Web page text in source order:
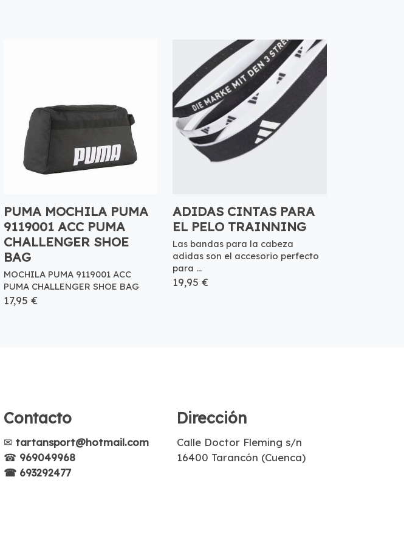
PUMA MOCHILA PUMA
9119001 ACC PUMA
CHALLENGER SHOE
BAG
MOCHILA PUMA 9119001 ACC
PUMA CHALLENGER SHOE BAG
17,95 €
ADIDAS CINTAS PARA
EL PELO TRAINNING
Las bandas para la cabeza
adidas son el accesorio perfecto
para ...
19,95 €
Contacto
✉ tartansport@hotmail.com
☎ 969049968
☎ 693292477
Dirección
Calle Doctor Fleming s/n
16400 Tarancón (Cuenca)